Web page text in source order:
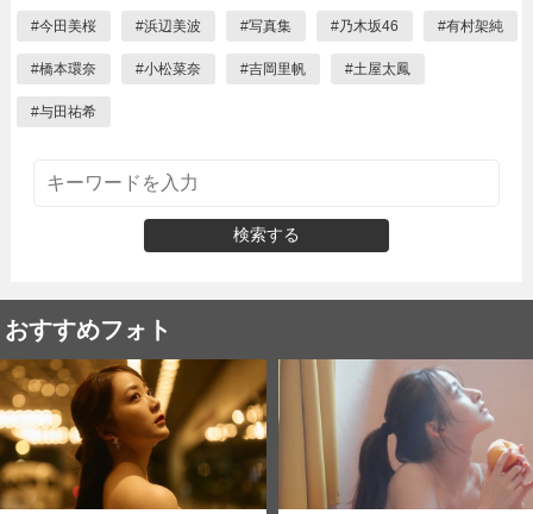
#今田美桜 #浜辺美波 #写真集 #乃木坂46 #有村架純
#橋本環奈 #小松菜奈 #吉岡里帆 #土屋太鳳
#与田祐希
検索する
おすすめフォト